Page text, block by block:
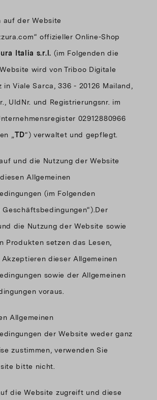
auf der Website
offizieller Online-Shop
Italia s.r.l. (im Folgenden die
Website wird von Triboo Digitale
in Viale Sarca, 336 - 20126 Mailand,
UIdNr. und Registrierungsnr. im
02912880966
„ TD“) verwaltet und gepflegt.
und die Nutzung der Website
Allgemeinen
(im Folgenden
Geschäftsbedingungen“).Der
die Nutzung der Website sowie
Produkten setzen das Lesen,
dieser Allgemeinen
sowie der Allgemeinen
voraus.
Allgemeinen
der Website weder ganz
zustimmen, verwenden Sie
bitte nicht.
die Website zugreift und diese